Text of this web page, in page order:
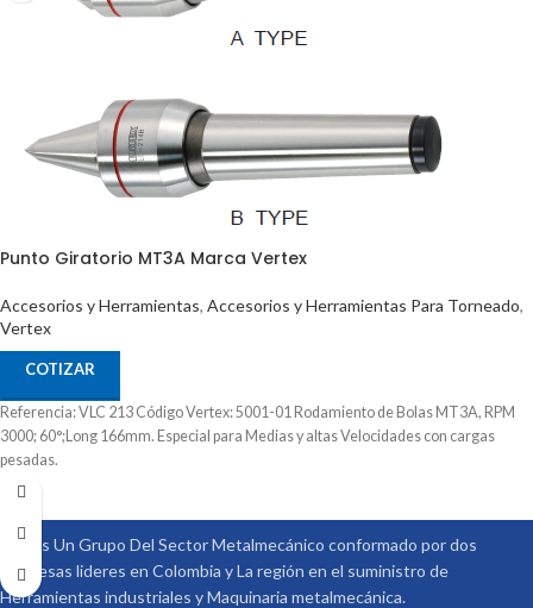
Punto Giratorio MT3A Marca Vertex
Accesorios y Herramientas, Accesorios y Herramientas Para Torneado,
Vertex
COTIZAR
Referencia: VLC 213 Código Vertex: 5001-01 Rodamiento de Bolas MT3A, RPM
3000; 60°;Long 166mm. Especial para Medias y altas Velocidades con cargas
pesadas.
Somos Un Grupo Del Sector Metalmecánico conformado por dos
empresas lideres en Colombia y La región en el suministro de
Herramientas industriales y Maquinaria metalmecánica.